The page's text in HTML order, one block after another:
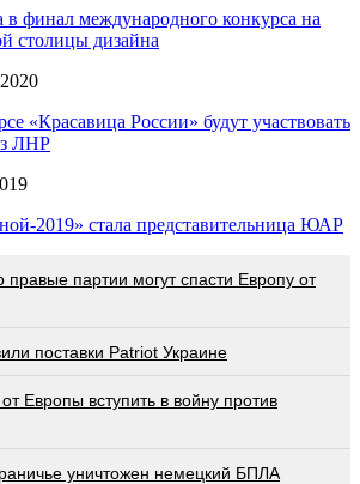
финал международного конкурса на
столицы дизайна
«Красавица России» будут участвовать
ЛНР
2019» стала представительница ЮАР
правые партии могут спасти Европу от
поставки Patriot Украине
Европы вступить в войну против
уничтожен немецкий БПЛА